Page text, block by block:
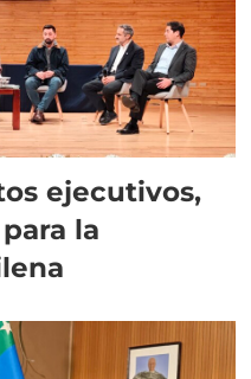
ejecutivos,
la